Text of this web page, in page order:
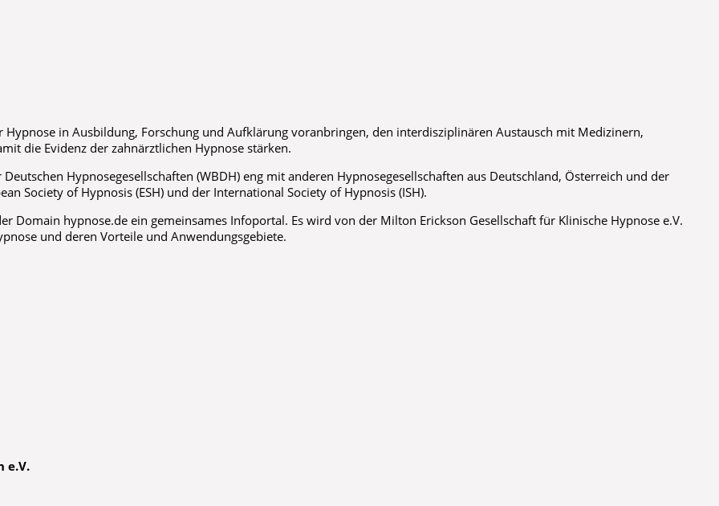
in Ausbildung, Forschung und Aufklärung voranbringen, den interdisziplinären Austausch mit Medizinern,
die Evidenz der zahnärztlichen Hypnose stärken.
Hypnosegesellschaften (WBDH) eng mit anderen Hypnosegesellschaften aus Deutschland, Österreich und der
Society of Hypnosis (ESH) und der International Society of Hypnosis (ISH).
Domain hypnose.de ein gemeinsames Infoportal. Es wird von der Milton Erickson Gesellschaft für Klinische Hypnose e.V.
und deren Vorteile und Anwendungsgebiete.
e.V.